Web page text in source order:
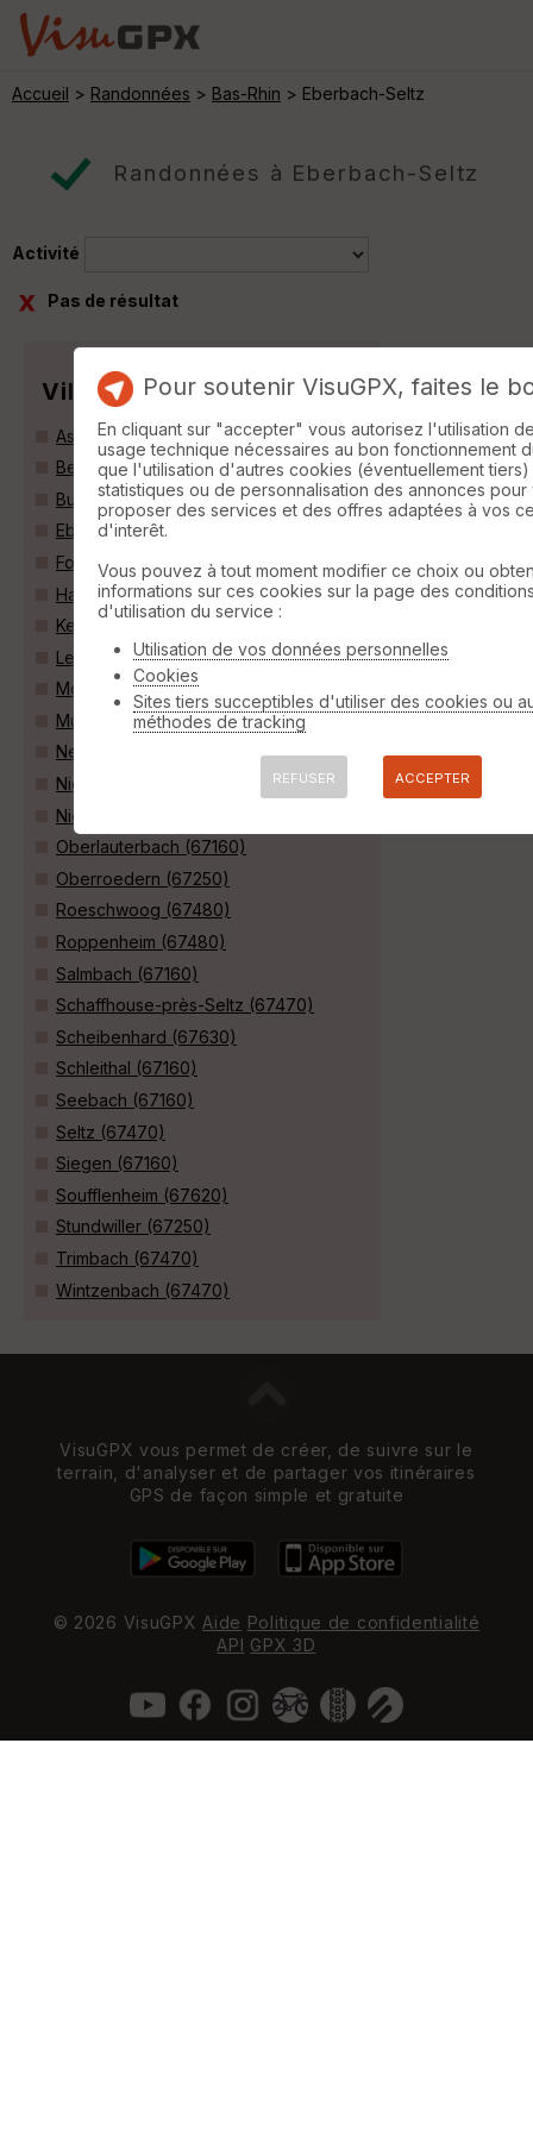
Accueil > Randonnées > Bas-Rhin > Eberbach-Seltz
Randonnées à Eberbach-Seltz
Activité
Pas de résultat
Villes
Aschbach (67250)
Beinheim (67930)
Buhl (67470)
Eberbach-Seltz (67470)
Forstfeld (67480)
Hatten (67690)
Kesseldorf (67930)
Leutenheim (67480)
Mothern (67470)
Munchhausen (67470)
Neewiller-près-Lauterbourg (67630)
Niederlauterbach (67630)
Niederroedern (67470)
Oberlauterbach (67160)
Oberroedern (67250)
Roeschwoog (67480)
Roppenheim (67480)
Salmbach (67160)
Schaffhouse-près-Seltz (67470)
Scheibenhard (67630)
Schleithal (67160)
Seebach (67160)
Seltz (67470)
Siegen (67160)
Soufflenheim (67620)
Stundwiller (67250)
Trimbach (67470)
Wintzenbach (67470)
VisuGPX vous permet de créer, de suivre sur le
terrain, d'analyser et de partager vos itinéraires
GPS de façon simple et gratuite
© 2026 VisuGPX Aide Politique de confidentialité
API GPX 3D
Pour soutenir VisuGPX, faites le
En cliquant sur "accepter" vous autorisez l'utilisation
usage technique nécessaires au bon fonctionnement
que l'utilisation d'autres cookies (éventuellement
statistiques ou de personnalisation des annonces pour
proposer des services et des offres adaptées à vos
d'interêt.
Vous pouvez à tout moment modifier ce choix ou
informations sur ces cookies sur la page des
d'utilisation du service :
Utilisation de vos données personnelles
Cookies
Sites tiers succeptibles d'utiliser des cookies ou
méthodes de tracking
REFUSER ACCEPTER